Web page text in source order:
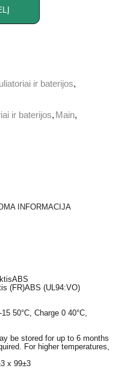
ir baterijos,
ir baterijos, Main,
INFORMACIJA
ABS
(FR)ABS (UL94:VO)
50°C, Charge 0 40°C,
be stored for up to 6 months
For higher temperatures,
x 99±3